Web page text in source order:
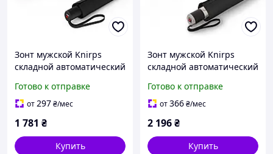
Зонт мужской Knirps
складной автоматический
солнца A.200 Kn95-7201-
10002
Готово к отправке
от297₴/мес
1 781 ₴
Купить
Зонт мужской Knirps
складной автоматический
Matt Duomatic Kn95-8241-
1000
Готово к отправке
от366₴/мес
2 196₴
Купить